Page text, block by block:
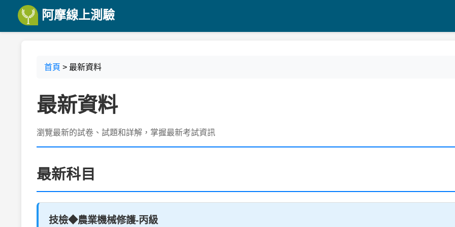
阿摩線上測驗
首頁 > 最新資料
最新資料
瀏覽最新的試卷、試題和詳解，掌握最新考試資訊
最新科目
技檢◆農業機械修護-丙級